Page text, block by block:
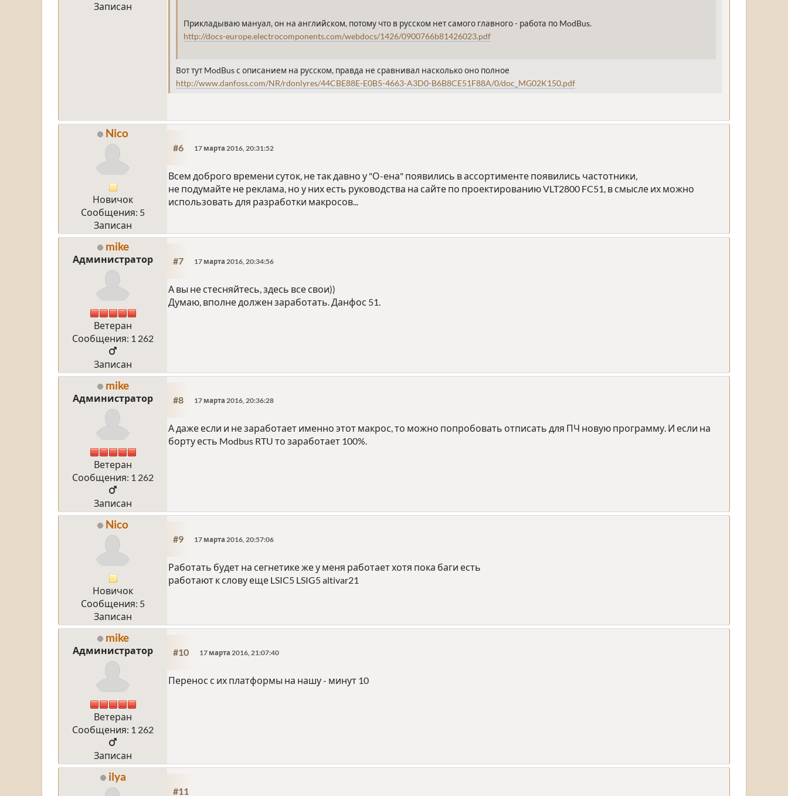
Записан
Прикладываю мануал, он на английском, потому что в русском нет самого главного - работа по ModBus.
http://docs-europe.electrocomponents.com/webdocs/1426/0900766b81426023.pdf
Вот тут ModBus с описанием на русском, правда не сравнивал насколько оно полное
http://www.danfoss.com/NR/rdonlyres/44CBE88E-E0B5-4663-A3D0-B6B8CE51F88A/0/doc_MG02K150.pdf
Nico
Новичок
Сообщения: 5
Записан
#6 17 марта 2016, 20:31:52
Всем доброго времени суток, не так давно у "О-ена" появились в ассортименте появились частотники,
не подумайте не реклама, но у них есть руководства на сайте по проектированию VLT2800 FC51, в смысле их можно
использовать для разработки макросов...
mike
Администратор
Ветеран
Сообщения: 1 262
Записан
#7 17 марта 2016, 20:34:56
А вы не стесняйтесь, здесь все свои))
Думаю, вполне должен заработать. Данфос 51.
mike
Администратор
Ветеран
Сообщения: 1 262
Записан
#8 17 марта 2016, 20:36:28
А даже если и не заработает именно этот макрос, то можно попробовать отписать для ПЧ новую программу. И если на
борту есть Modbus RTU то заработает 100%.
Nico
Новичок
Сообщения: 5
Записан
#9 17 марта 2016, 20:57:06
Работать будет на сегнетике же у меня работает хотя пока баги есть
работают к слову еще LSIC5 LSIG5 altivar21
mike
Администратор
Ветеран
Сообщения: 1 262
Записан
#10 17 марта 2016, 21:07:40
Перенос с их платформы на нашу - минут 10
ilya
#11